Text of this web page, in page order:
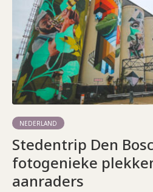
NEDERLAND
Stedentrip Den
fotogenieke
aanraders